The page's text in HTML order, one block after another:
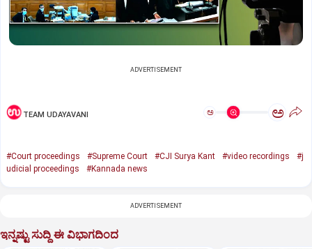
ADVERTISEMENT
TEAM UDAYAVANI ಅ ಅ
#Court proceedings #Supreme Court #CJI Surya Kant #video recordings
#j
udicial proceedings
#Kannada news
ADVERTISEMENT
ಇನ್ನಷ್ಟು ಸುದ್ದಿ ಈ ವಿಭಾಗದಿಂದ